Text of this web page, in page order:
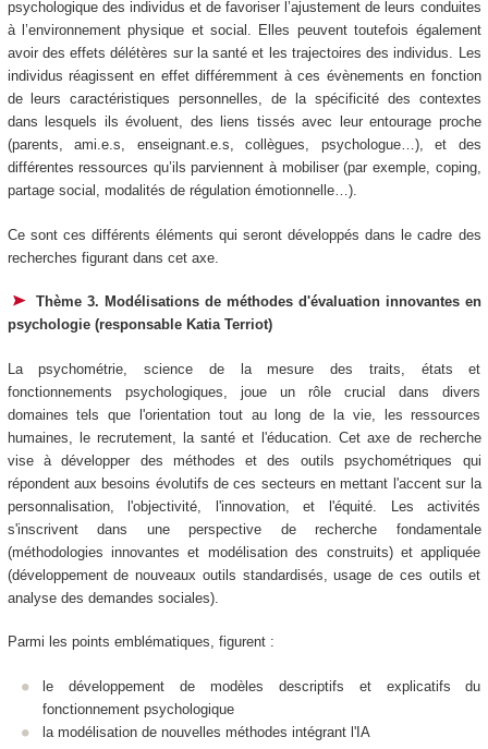
psychologique des individus et de favoriser l’ajustement de leurs conduites
à l’environnement physique et social. Elles peuvent toutefois également
avoir des effets délétères sur la santé et les trajectoires des individus. Les
individus réagissent en effet différemment à ces évènements en fonction
de leurs caractéristiques personnelles, de la spécificité des contextes
dans lesquels ils évoluent, des liens tissés avec leur entourage proche
(parents, ami.e.s, enseignant.e.s, collègues, psychologue…), et des
différentes ressources qu’ils parviennent à mobiliser (par exemple, coping,
partage social, modalités de régulation émotionnelle…).
Ce sont ces différents éléments qui seront développés dans le cadre des
recherches figurant dans cet axe.
Thème 3. Modélisations de méthodes d'évaluation innovantes en
psychologie (responsable Katia Terriot)
La psychométrie, science de la mesure des traits, états et
fonctionnements psychologiques, joue un rôle crucial dans divers
domaines tels que l'orientation tout au long de la vie, les ressources
humaines, le recrutement, la santé et l'éducation. Cet axe de recherche
vise à développer des méthodes et des outils psychométriques qui
répondent aux besoins évolutifs de ces secteurs en mettant l'accent sur la
personnalisation, l'objectivité, l'innovation, et l'équité. Les activités
s'inscrivent dans une perspective de recherche fondamentale
(méthodologies innovantes et modélisation des construits) et appliquée
(développement de nouveaux outils standardisés, usage de ces outils et
analyse des demandes sociales).
Parmi les points emblématiques, figurent :
le développement de modèles descriptifs et explicatifs du
fonctionnement psychologique
la modélisation de nouvelles méthodes intégrant l'IA